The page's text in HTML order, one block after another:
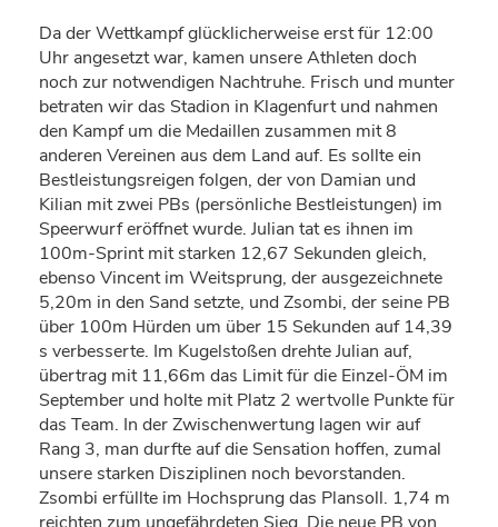
Da der Wettkampf glücklicherweise erst für 12:00
Uhr angesetzt war, kamen unsere Athleten doch
noch zur notwendigen Nachtruhe. Frisch und munter
betraten wir das Stadion in Klagenfurt und nahmen
den Kampf um die Medaillen zusammen mit 8
anderen Vereinen aus dem Land auf. Es sollte ein
Bestleistungsreigen folgen, der von Damian und
Kilian mit zwei PBs (persönliche Bestleistungen) im
Speerwurf eröffnet wurde. Julian tat es ihnen im
100m-Sprint mit starken 12,67 Sekunden gleich,
ebenso Vincent im Weitsprung, der ausgezeichnete
5,20m in den Sand setzte, und Zsombi, der seine PB
über 100m Hürden um über 15 Sekunden auf 14,39
s verbesserte. Im Kugelstoßen drehte Julian auf,
übertrag mit 11,66m das Limit für die Einzel-ÖM im
September und holte mit Platz 2 wertvolle Punkte für
das Team. In der Zwischenwertung lagen wir auf
Rang 3, man durfte auf die Sensation hoffen, zumal
unsere starken Disziplinen noch bevorstanden.
Zsombi erfüllte im Hochsprung das Plansoll. 1,74 m
reichten zum ungefährdeten Sieg. Die neue PB von